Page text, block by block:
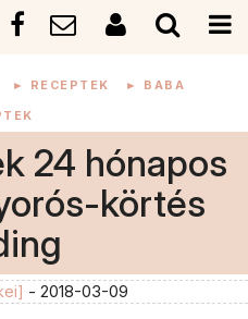
► RECEPTEK ► BABA
24 hónapos
körtés
- 2018-03-09